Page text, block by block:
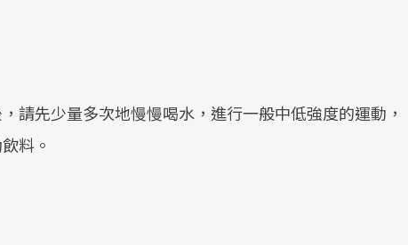
請先少量多次地慢慢喝水，進行一般中低強度的運動，
料。